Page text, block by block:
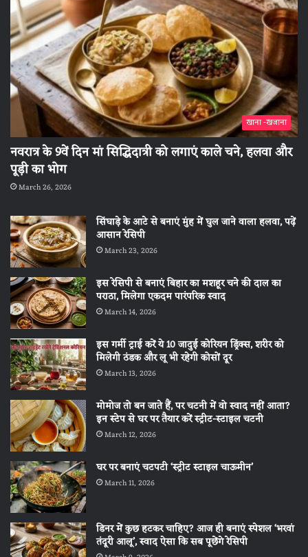
खाना -खजाना
नवरात्र के 9वें दिन मां सिद्धिदात्री को लगाएं काले चने, हलवा और
पूड़ी का भोग
March 26, 2026
सिंघाड़े के आटे से बनाएं मुंह में घुल जाने वाला हलवा, पढ़ें
आसान रेसिपी
March 23, 2026
इस रेसिपी से बनाएं बिहार का मशहूर चने की दाल का
पराठा, मिलेगा एकदम पारंपरिक स्वाद
March 14, 2026
इस गर्मी ट्राई करें ये 10 जादुई कोरियन ड्रिंक्स, शरीर को
मिलेगी ठंडक और लू भी रहेगी कोसों दूर
March 13, 2026
मोमोज तो बन जाते हैं, पर चटनी में वो स्वाद नहीं आता?
इन स्टेप से घर पर तैयार करें स्ट्रीट-स्टाइल चटनी
March 12, 2026
घर पर बनाएं चटपटी ‘स्ट्रीट स्टाइल चाऊमीन’
March 11, 2026
डिनर में कुछ हटकर चाहिए? आज ही बनाएं स्पेशल ‘भरवां
तंदूरी आलू’, स्वाद ऐसा कि सब पूछेंगे रेसिपी